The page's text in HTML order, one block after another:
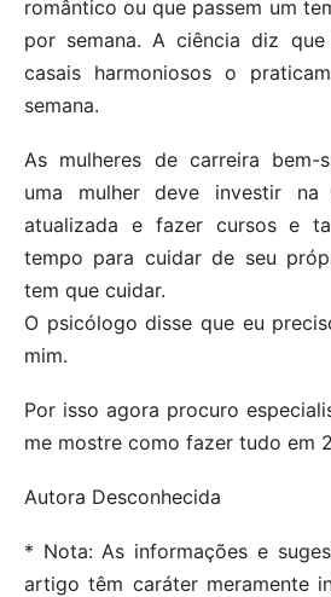
romântico ou que passem um
por semana. A ciência diz
casais harmoniosos o
semana.
As mulheres de carreira bem-
uma mulher deve investir na
atualizada e fazer cursos e
tempo para cuidar de seu
tem que cuidar.
O psicólogo disse que eu
mim.
Por isso agora procuro
me mostre como fazer tudo em
Autora Desconhecida
* Nota: As informações e
artigo têm caráter meramente